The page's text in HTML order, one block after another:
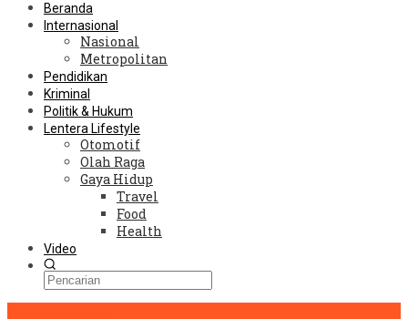
Beranda
Internasional
Nasional
Metropolitan
Pendidikan
Kriminal
Politik & Hukum
Lentera Lifestyle
Otomotif
Olah Raga
Gaya Hidup
Travel
Food
Health
Video